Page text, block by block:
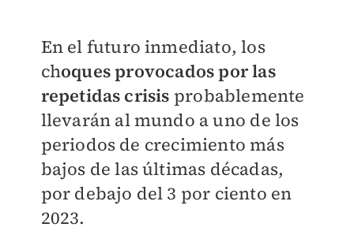
En el futuro inmediato, los
choques provocados por las
repetidas crisis probablemente
llevarán al mundo a uno de los
periodos de crecimiento más
bajos de las últimas décadas,
por debajo del 3 por ciento en
2023.